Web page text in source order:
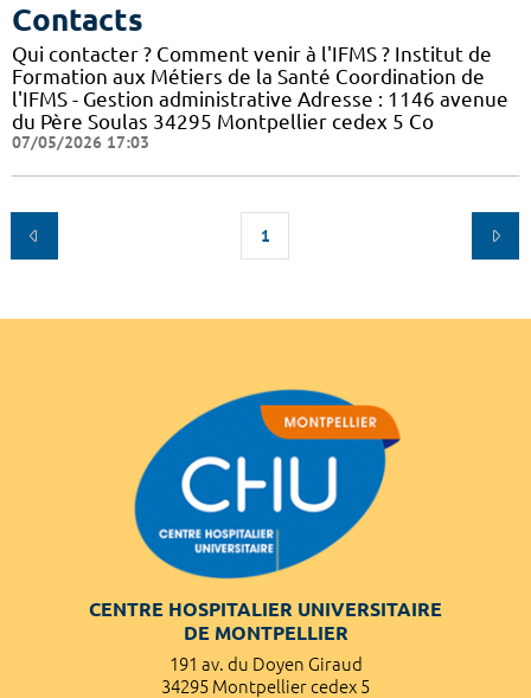
Contacts
Qui contacter ? Comment venir à l'IFMS ? Institut de
Formation aux Métiers de la Santé Coordination de
l'IFMS - Gestion administrative Adresse : 1146 avenue
du Père Soulas 34295 Montpellier cedex 5 Co
07/05/2026 17:03
1
CENTRE HOSPITALIER UNIVERSITAIRE
DE MONTPELLIER
191 av. du Doyen Giraud
34295 Montpellier cedex 5